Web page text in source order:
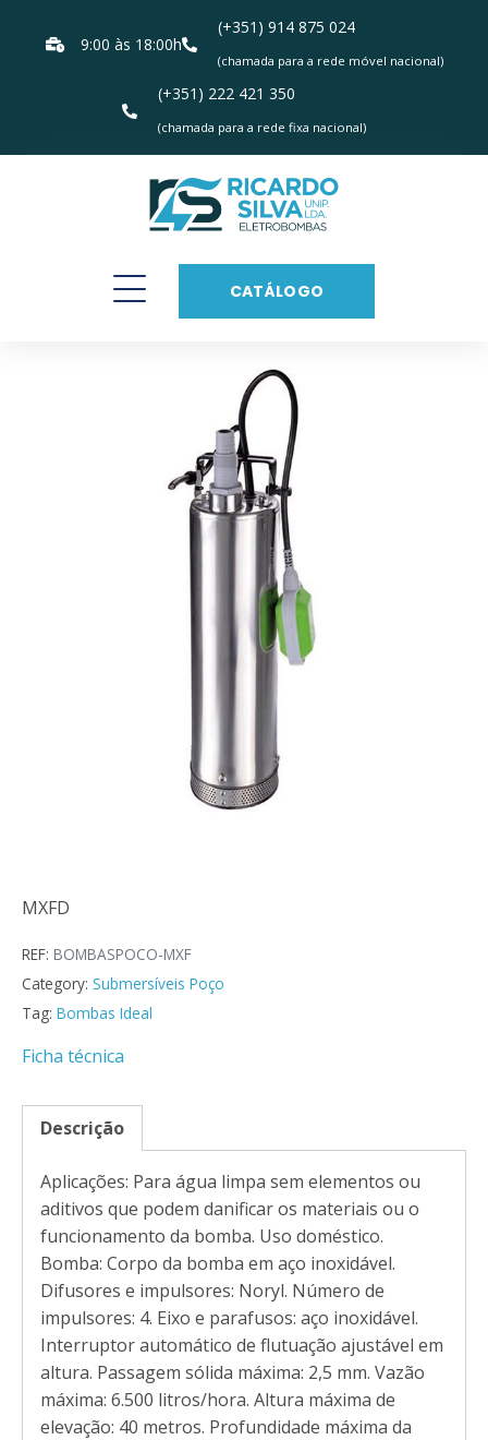
9:00 às 18:00h
(+351) 914 875 024
(chamada para a rede móvel nacional)
(+351) 222 421 350
(chamada para a rede fixa nacional)
CATÁLOGO
MXFD
REF: BOMBASPOCO-MXF
Category: Submersíveis Poço
Tag: Bombas Ideal
Ficha técnica
Descrição
Aplicações: Para água limpa sem elementos ou
aditivos que podem danificar os materiais ou o
funcionamento da bomba. Uso doméstico.
Bomba: Corpo da bomba em aço inoxidável.
Difusores e impulsores: Noryl. Número de
impulsores: 4. Eixo e parafusos: aço inoxidável.
Interruptor automático de flutuação ajustável em
altura. Passagem sólida máxima: 2,5 mm. Vazão
máxima: 6.500 litros/hora. Altura máxima de
elevação: 40 metros. Profundidade máxima da